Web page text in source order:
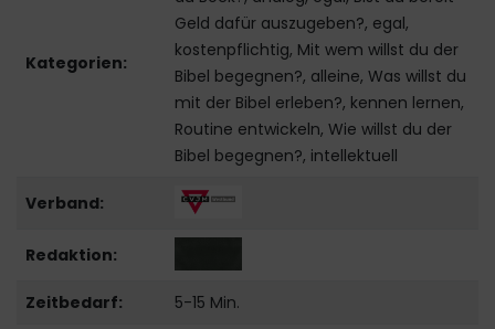
Kategorien:
Geld dafür auszugeben?, egal,
kostenpflichtig, Mit wem willst du der
Bibel begegnen?, alleine, Was willst du
mit der Bibel erleben?, kennen lernen,
Routine entwickeln, Wie willst du der
Bibel begegnen?, intellektuell
Verband:
Redaktion:
Zeitbedarf:
5-15 Min.